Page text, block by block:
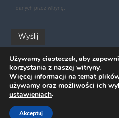
danych przez witrynę.
Copyright © 2026
reserved. Theme:
Używamy ciasteczek, aby
korzystania z naszej witryny.
Więcej informacji na temat
używamy, oraz możliwości ich
ustawieniach.
Akceptuj